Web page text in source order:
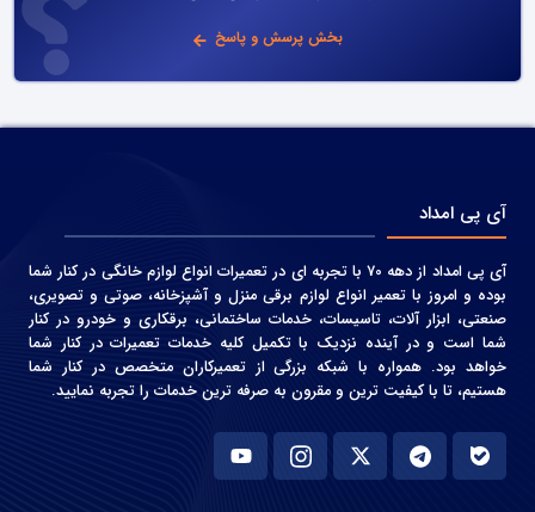
بخش پرسش و پاسخ
آی پی امداد
آی پی امداد از دهه 70 با تجربه ای در تعمیرات انواع لوازم خانگی در کنار شما
بوده و امروز با تعمیر انواع لوازم برقی منزل و آشپزخانه، صوتی و‌ تصویری،
صنعتی، ابزار آلات، تاسیسات، خدمات ساختمانی، برقکاری و خودرو در کنار
شما است و در آینده نزدیک با تکمیل کلیه خدمات تعمیرات در کنار شما
خواهد بود. همواره با شبکه بزرگی از تعمیرکاران متخصص در کنار شما
هستیم، تا با کیفیت ترین و مقرون به صرفه ترین خدمات را تجربه نمایید.